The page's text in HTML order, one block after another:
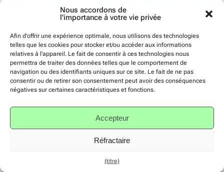
Nous accordons de
l'importance à votre vie privée
Afin d'offrir une expérience optimale, nous utilisons des technologies
telles que les cookies pour stocker et/ou accéder aux informations
relatives à l'appareil. Le fait de consentir à ces technologies nous
permettra de traiter des données telles que le comportement de
navigation ou des identifiants uniques sur ce site. Le fait de ne pas
consentir ou de retirer son consentement peut avoir des conséquences
négatives sur certaines caractéristiques et fonctions.
Accepteur
Réfractaire
{titre}
OCADO RETAIL REND
20 PENCE AUX
CLIENTS QUI
RECYCLENT SES
BOUTEILLES DE LAIT
DANS LE CADRE
D'UNE PREMIÈRE